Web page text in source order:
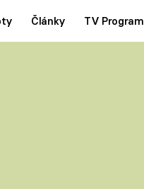
Články TV Program